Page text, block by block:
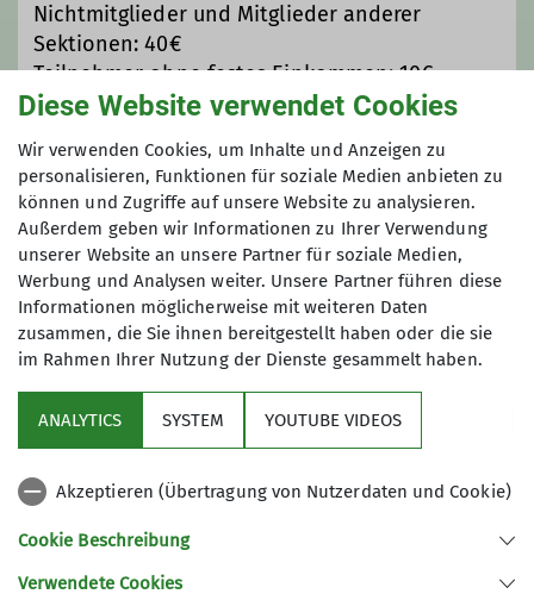
Nichtmitglieder und Mitglieder anderer
Sektionen: 40€
Teilnehmer ohne festes Einkommen: 10€
Maximale Teilnehmeranzahl
6
Service
Gruppen
Diese Website verwendet Cookies
Wir verwenden Cookies, um Inhalte und Anzeigen zu
personalisieren, Funktionen für soziale Medien anbieten zu
können und Zugriffe auf unsere Website zu analysieren.
Außerdem geben wir Informationen zu Ihrer Verwendung
unserer Website an unsere Partner für soziale Medien,
Werbung und Analysen weiter. Unsere Partner führen diese
Informationen möglicherweise mit weiteren Daten
zusammen, die Sie ihnen bereitgestellt haben oder die sie
im Rahmen Ihrer Nutzung der Dienste gesammelt haben.
ANALYTICS SYSTEM YOUTUBE VIDEOS
Akzeptieren (Übertragung von Nutzerdaten und Cookie)
Cookie Beschreibung
Verwendete Cookies